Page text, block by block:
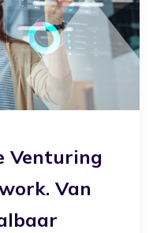
Venturing
Van